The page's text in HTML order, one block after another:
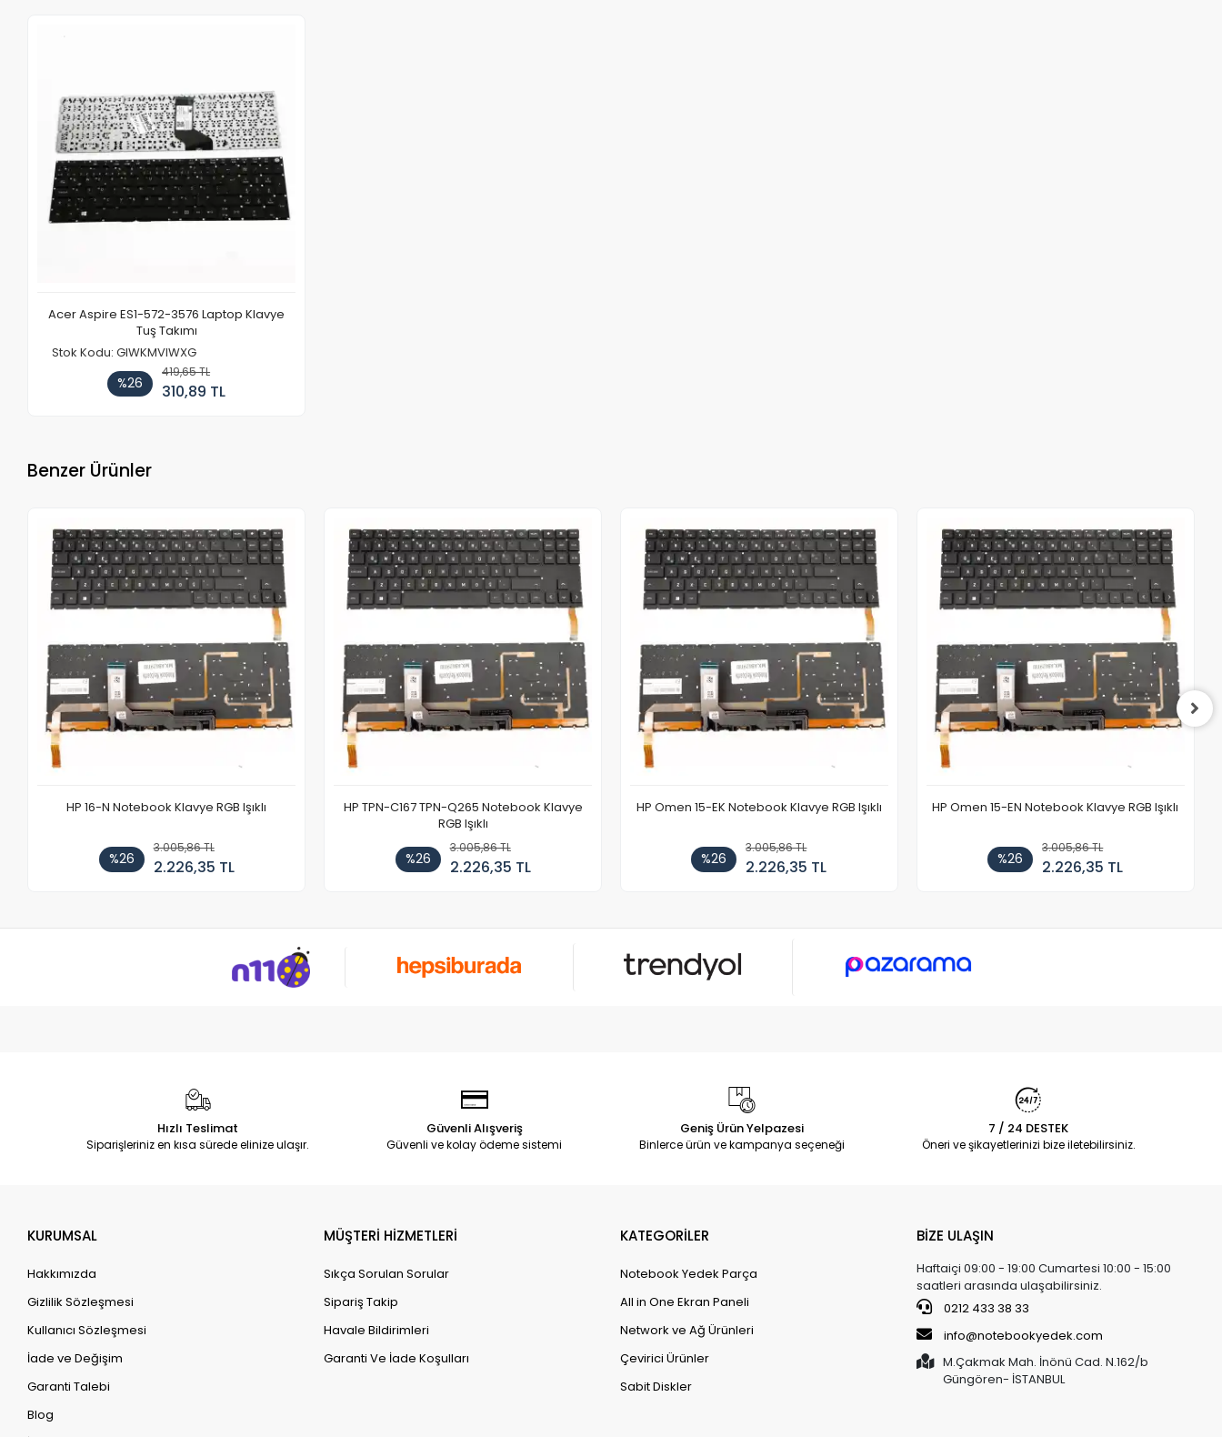
Acer Aspire ES1-572-3576 Laptop Klavye
Tuş Takımı
Stok Kodu: GIWKMVIWXG
%26
419,65 TL
310,89 TL
Benzer Ürünler
HP 16-N Notebook Klavye RGB Işıklı
%26
3.005,86 TL
2.226,35 TL
HP TPN-C167 TPN-Q265 Notebook Klavye
RGB Işıklı
%26
3.005,86 TL
2.226,35 TL
HP Omen 15-EK Notebook Klavye RGB Işıklı
%26
3.005,86 TL
2.226,35 TL
HP Omen 15-EN Notebook Klavye RGB Işıklı
%26
3.005,86 TL
2.226,35 TL
Hızlı Teslimat
Siparişleriniz en kısa sürede elinize ulaşır.
Güvenli Alışveriş
Güvenli ve kolay ödeme sistemi
Geniş Ürün Yelpazesi
Binlerce ürün ve kampanya seçeneği
7 / 24 DESTEK
Öneri ve şikayetlerinizi bize iletebilirsiniz.
KURUMSAL
Hakkımızda
Gizlilik Sözleşmesi
Kullanıcı Sözleşmesi
İade ve Değişim
Garanti Talebi
Blog
MÜŞTERİ HİZMETLERİ
Sıkça Sorulan Sorular
Sipariş Takip
Havale Bildirimleri
Garanti Ve İade Koşulları
KATEGORİLER
Notebook Yedek Parça
All in One Ekran Paneli
Network ve Ağ Ürünleri
Çevirici Ürünler
Sabit Diskler
BİZE ULAŞIN
Haftaiçi 09:00 - 19:00 Cumartesi 10:00 - 15:00
saatleri arasında ulaşabilirsiniz.
0212 433 38 33
info@notebookyedek.com
M.Çakmak Mah. İnönü Cad. N.162/b
Güngören- İSTANBUL